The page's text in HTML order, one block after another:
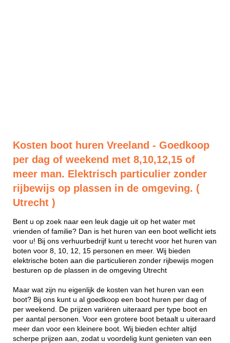
Kosten boot huren Vreeland - Goedkoop
per dag of weekend met 8,10,12,15 of
meer man. Elektrisch particulier zonder
rijbewijs op plassen in de omgeving. (
Utrecht )
Bent u op zoek naar een leuk dagje uit op het water met
vrienden of familie? Dan is het huren van een boot wellicht iets
voor u! Bij ons verhuurbedrijf kunt u terecht voor het huren van
boten voor 8, 10, 12, 15 personen en meer. Wij bieden
elektrische boten aan die particulieren zonder rijbewijs mogen
besturen op de plassen in de omgeving Utrecht
Maar wat zijn nu eigenlijk de kosten van het huren van een
boot? Bij ons kunt u al goedkoop een boot huren per dag of
per weekend. De prijzen variëren uiteraard per type boot en
per aantal personen. Voor een grotere boot betaalt u uiteraard
meer dan voor een kleinere boot. Wij bieden echter altijd
scherpe prijzen aan, zodat u voordelig kunt genieten van een